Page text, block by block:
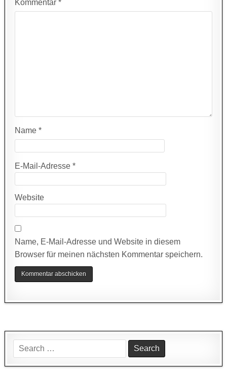
Kommentar*
Name*
E-Mail-Adresse*
Website
Name, E-Mail-Adresse und Website in diesem
Browser für meinen nächsten Kommentar speichern.
Search
for: